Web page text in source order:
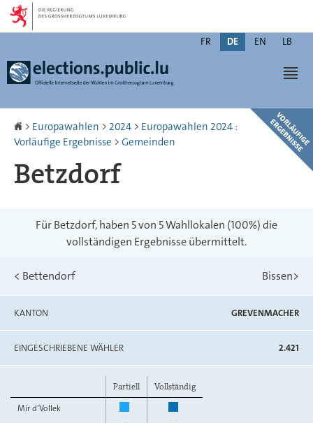
Zur
Navigation
Zum
Inhalt
Changer
FR DE EN LB
Startseite
> Europawahlen > 2024 > Europawahlen 2024 :
Vorläufige Ergebnisse > Gemeinden
Betzdorf
Für Betzdorf, haben 5 von 5 Wahllokalen (100%) die
vollständigen Ergebnisse übermittelt.
< Bettendorf Bissen>
KANTON GREVENMACHER
EINGESCHRIEBENE WÄHLER 2.421
Partiell
Vollständig
Mir d’Vollek